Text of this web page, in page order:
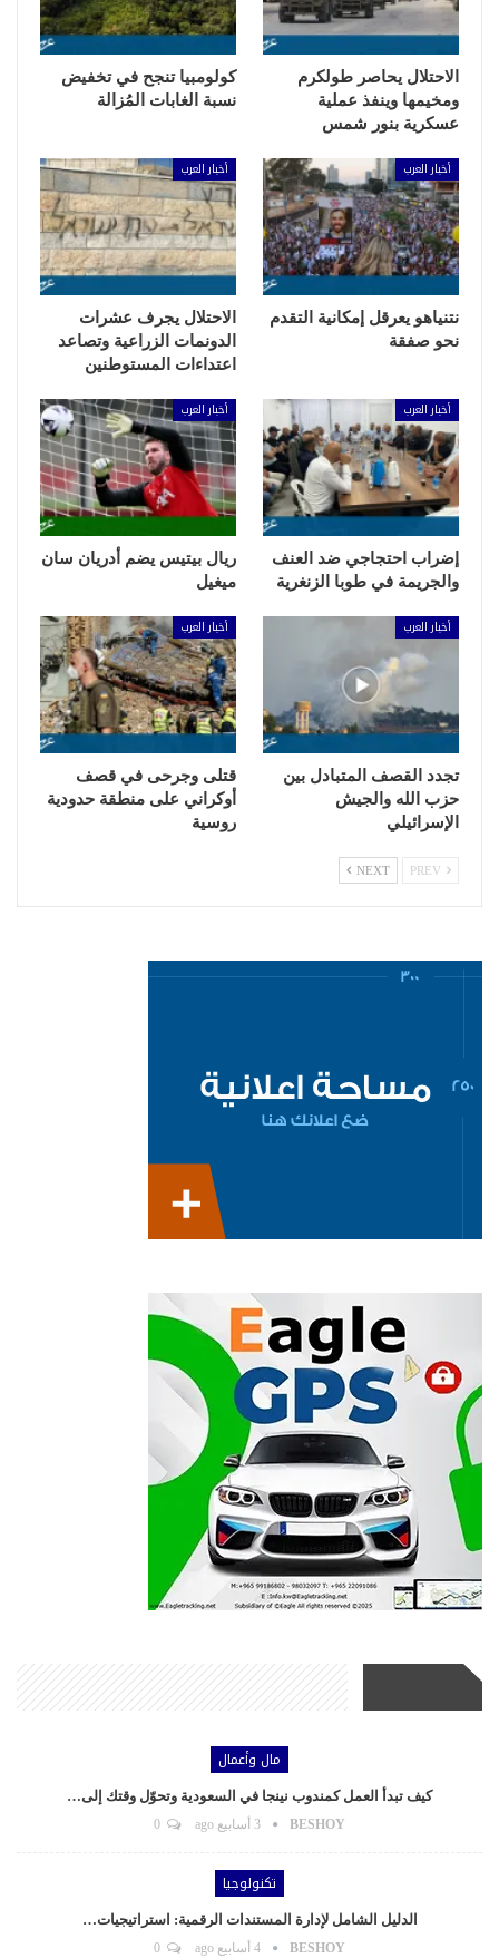
الاحتلال يحاصر طولكرم
ومخيمها وينفذ عملية
عسكرية بنور شمس
كولومبيا تنجح في تخفيض
نسبة الغابات المُزالة
أخبار العرب
نتنياهو يعرقل إمكانية التقدم
نحو صفقة
أخبار العرب
الاحتلال يجرف عشرات
الدونمات الزراعية وتصاعد
اعتداءات المستوطنين
أخبار العرب
إضراب احتجاجي ضد العنف
والجريمة في طوبا الزنغرية
أخبار العرب
ريال بيتيس يضم أدريان سان
ميغيل
أخبار العرب
تجدد القصف المتبادل بين
حزب الله والجيش
الإسرائيلي
أخبار العرب
قتلى وجرحى في قصف
أوكراني على منطقة حدودية
روسية
NEXT
مال وأعمال
كيف تبدأ العمل كمندوب نينجا في السعودية وتحوّل وقتك إلى…
BESHOY 3 أسابيع ago
تكنولوجيا
الدليل الشامل لإدارة المستندات الرقمية: استراتيجيات…
BESHOY 4 أسابيع ago